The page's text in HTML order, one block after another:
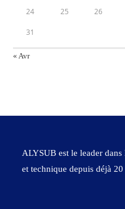
24 25 26
31
« Avr
ALYSUB est le leader
et technique depuis déjà 20